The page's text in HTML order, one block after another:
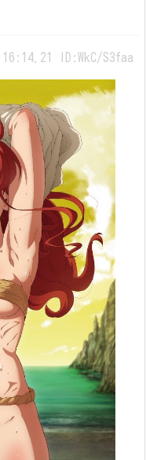
ID:WkC/S3faa